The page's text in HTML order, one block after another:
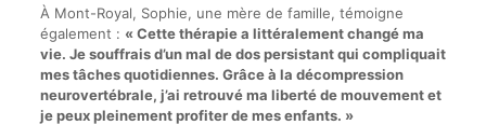
À Mont-Royal, Sophie, une mère de famille, témoigne
également : « Cette thérapie a littéralement changé ma
vie. Je souffrais d’un mal de dos persistant qui compliquait
mes tâches quotidiennes. Grâce à la décompression
neurovertébrale, j’ai retrouvé ma liberté de mouvement et
je peux pleinement profiter de mes enfants. »